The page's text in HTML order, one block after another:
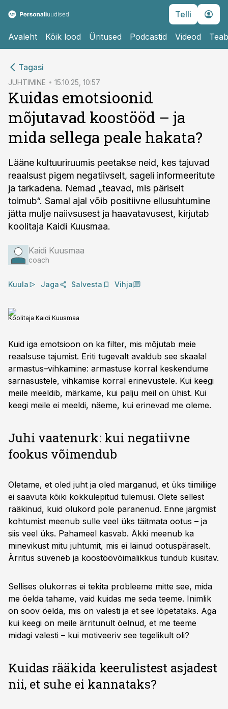
Telli
Avaleht Kõik lood Üritused Podcastid Videod
Tagasi
JUHTIMINE 15.10.25, 10:57
Kuidas emotsioonid
mõjutavad koostööd – ja
mida sellega peale hakata?
Lääne kultuuriruumis peetakse neid, kes tajuvad
reaalsust pigem negatiivselt, sageli informeeritute
ja tarkadena. Nemad „teavad, mis päriselt
toimub“. Samal ajal võib positiivne ellusuhtumine
jätta mulje naiivsusest ja haavatavusest, kirjutab
koolitaja Kaidi Kuusmaa.
Kaidi Kuusmaa
coach
Kuula Jaga Salvesta Vihja
Koolitaja Kaidi Kuusmaa
Kuid iga emotsioon on ka filter, mis mõjutab meie
reaalsuse tajumist. Eriti tugevalt avaldub see skaalal
armastus–vihkamine: armastuse korral keskendume
sarnasustele, vihkamise korral erinevustele. Kui keegi
meile meeldib, märkame, kui palju meil on ühist. Kui
keegi meile ei meeldi, näeme, kui erinevad me oleme.
Juhi vaatenurk: kui negatiivne
fookus võimendub
Oletame, et oled juht ja oled märganud, et üks tiimiliige
ei saavuta kõiki kokkulepitud tulemusi. Olete sellest
rääkinud, kuid olukord pole paranenud. Enne järgmist
kohtumist meenub sulle veel üks täitmata ootus – ja
siis veel üks. Pahameel kasvab. Äkki meenub ka
minevikust mitu juhtumit, mis ei läinud ootuspäraselt.
Ärritus süveneb ja koostöövõimalikkus tundub küsitav.
Sellises olukorras ei tekita probleeme mitte see, mida
me öelda tahame, vaid kuidas me seda teeme. Inimlik
on soov öelda, mis on valesti ja et see lõpetataks. Aga
kui keegi on meile ärritunult öelnud, et me teeme
midagi valesti – kui motiveeriv see tegelikult oli?
Kuidas rääkida keerulistest asjadest
nii, et suhe ei kannataks?